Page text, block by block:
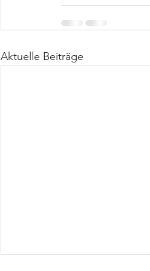
Aktuelle Beiträge